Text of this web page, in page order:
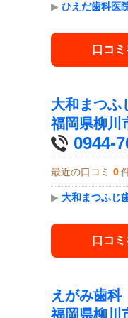
▶ ひえだ歯科医
口コミ
大和まつふ
福岡県柳川
0944-
最近の口コミ 0
▶ 大和まつふじ
口コミ
えがみ歯科
福岡県柳川